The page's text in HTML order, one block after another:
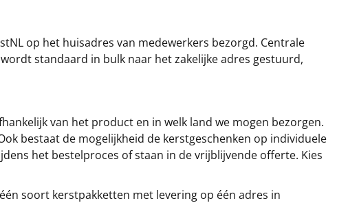
op het huisadres van medewerkers bezorgd. Centrale
standaard in bulk naar het zakelijke adres gestuurd,
van het product en in welk land we mogen bezorgen.
bestaat de mogelijkheid de kerstgeschenken op individuele
het bestelproces of staan in de vrijblijvende offerte. Kies
soort kerstpakketten met levering op één adres in